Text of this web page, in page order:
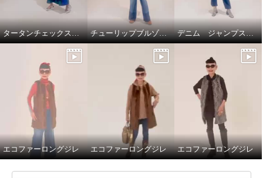
タータンチェックスカートで、新鮮スタイリング チューリップブルゾンと、ブラストパギーパンツ デニム ジャンプスーツ
エコファーロングジレ エコファーロングジレ エコファーロングジレ